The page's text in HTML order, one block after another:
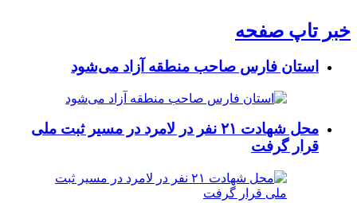
خبر تاپ صفحه
استان فارس صاحب منطقه آزاد می‌شود
محل شهادت ۲۱ نفر در لامرد در مسیر ثبت ملی
قرار گرفت